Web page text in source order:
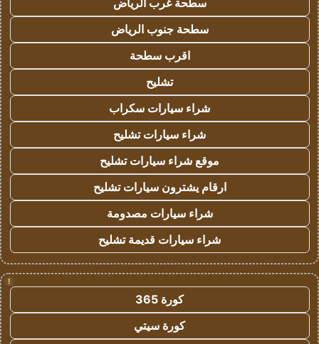
سطحة غرب الرياض
سطحة جنوب الرياض
اقرب سطحة
تشليح
شراء سيارات سكراب
شراء سيارات تشليح
موقع شراء سيارات تشليح
ارقام يشترون سيارات تشليح
شراء سيارات مصدومة
شراء سيارات قديمة تشليح
!
كورة 365
كورة سيتي